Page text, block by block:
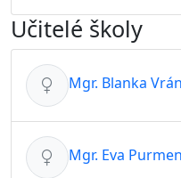
Učitelé školy
Mgr. Blanka
Mgr. Eva